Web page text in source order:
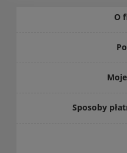
O
Sposoby